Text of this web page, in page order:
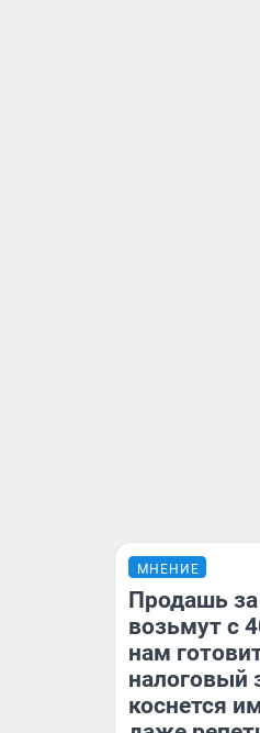
МНЕНИЕ
Продашь за
возьмут с
нам
налоговый
коснется